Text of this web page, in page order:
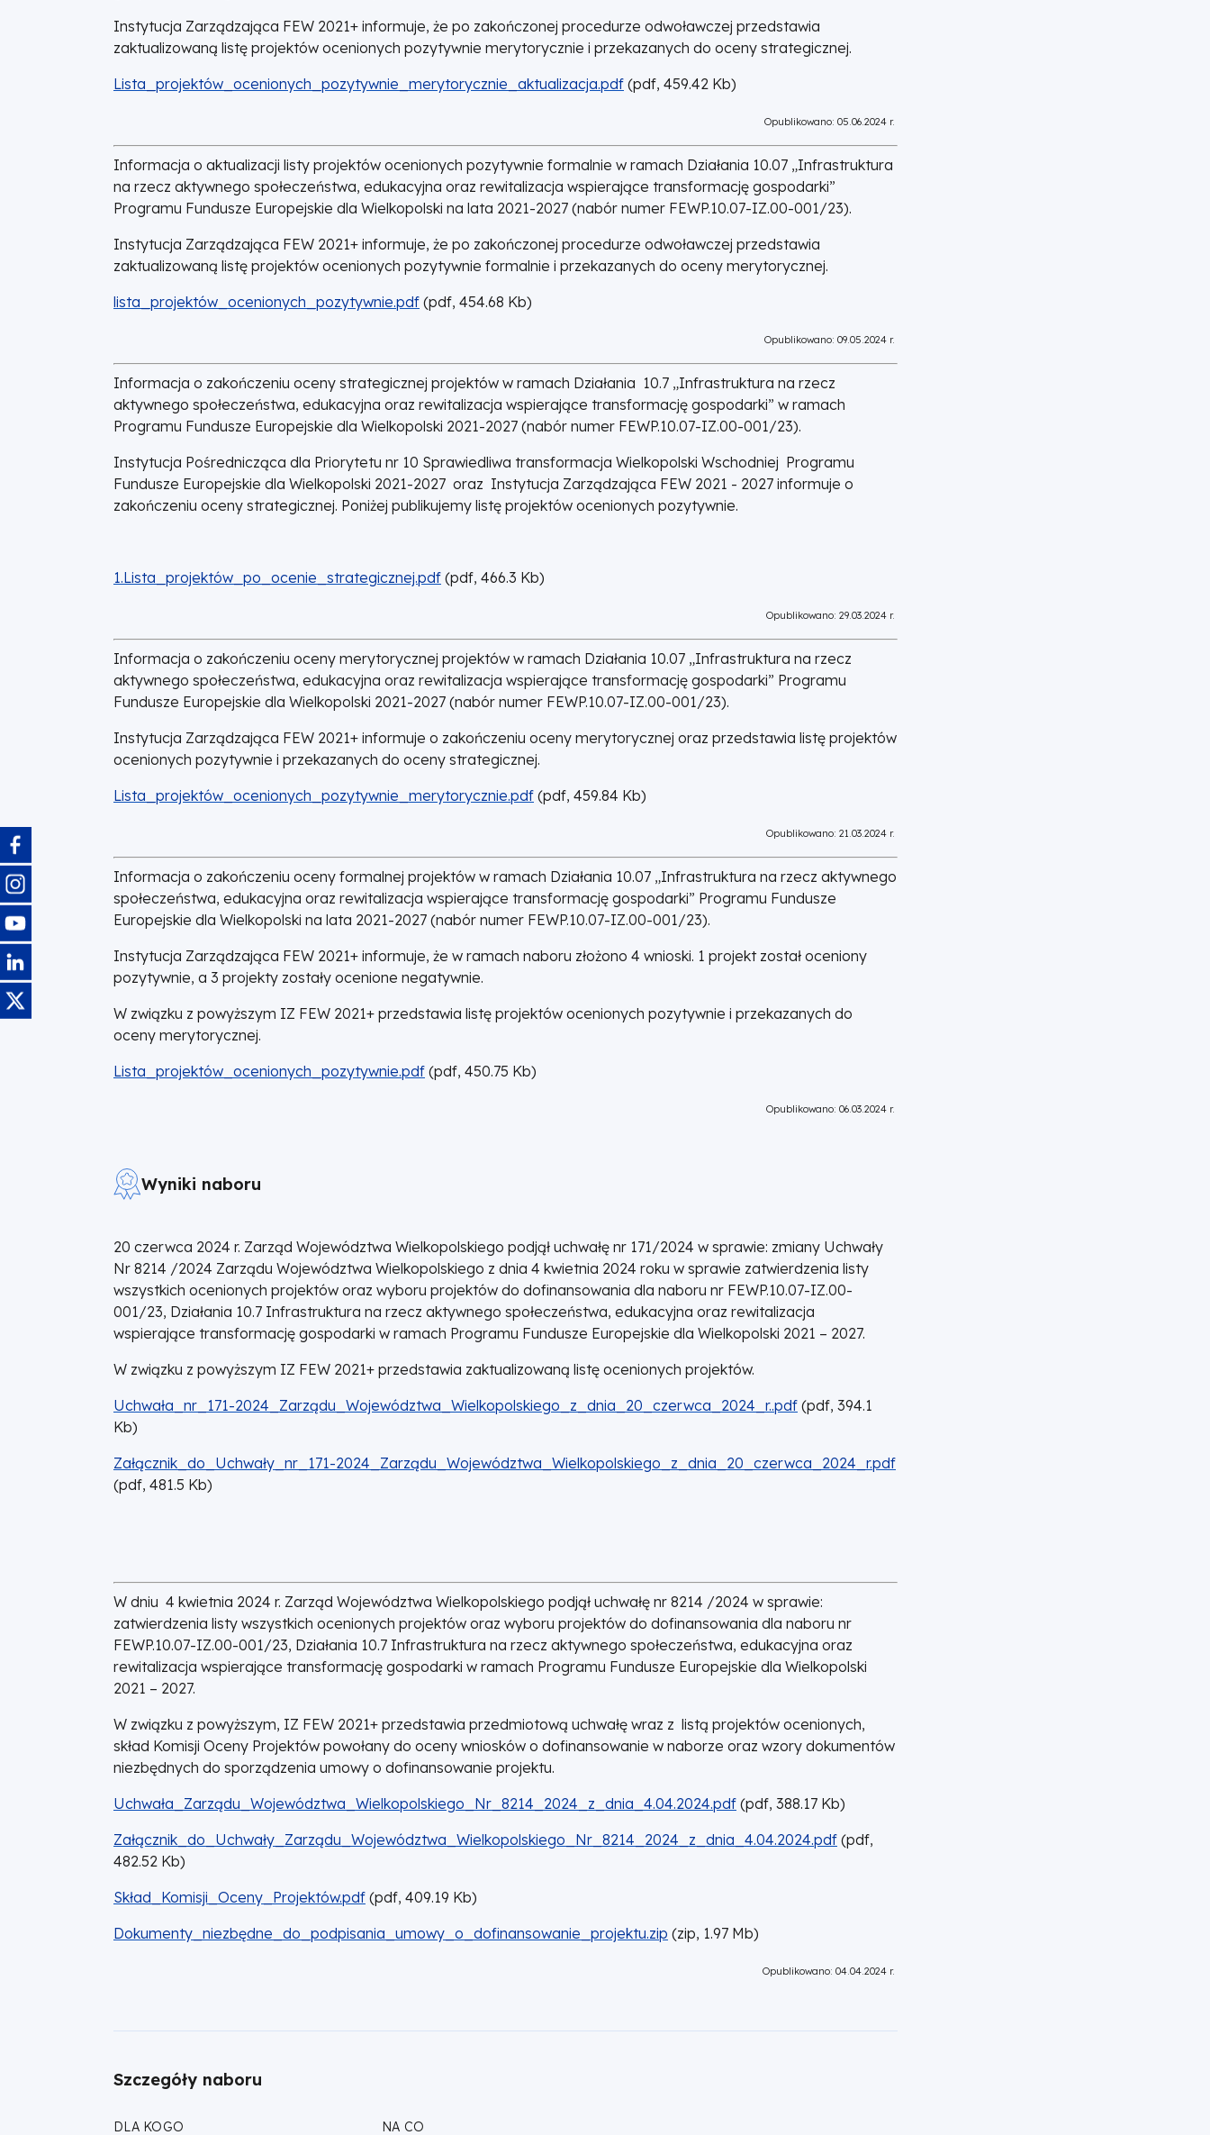
Instytucja Zarządzająca FEW 2021+ informuje, że po zakończonej procedurze odwoławczej przedstawia
zaktualizowaną listę projektów ocenionych pozytywnie merytorycznie i przekazanych do oceny strategicznej.
DOKUMENT
Lista_projektów_ocenionych_pozytywnie_merytorycznie_aktualizacja.pdf (pdf, 459.42 Kb)
Opublikowano: 05.06.2024 r.
Informacja o aktualizacji listy projektów ocenionych pozytywnie formalnie w ramach Działania 10.07 „Infrastruktura
na rzecz aktywnego społeczeństwa, edukacyjna oraz rewitalizacja wspierające transformację gospodarki”
Programu Fundusze Europejskie dla Wielkopolski na lata 2021-2027 (nabór numer FEWP.10.07-IZ.00-001/23).
Instytucja Zarządzająca FEW 2021+ informuje, że po zakończonej procedurze odwoławczej przedstawia
zaktualizowaną listę projektów ocenionych pozytywnie formalnie i przekazanych do oceny merytorycznej.
DOKUMENT
lista_projektów_ocenionych_pozytywnie.pdf (pdf, 454.68 Kb)
Opublikowano: 09.05.2024 r.
Informacja o zakończeniu oceny strategicznej projektów w ramach Działania 10.7 „Infrastruktura na rzecz
aktywnego społeczeństwa, edukacyjna oraz rewitalizacja wspierające transformację gospodarki” w ramach
Programu Fundusze Europejskie dla Wielkopolski 2021-2027 (nabór numer FEWP.10.07-IZ.00-001/23).
Instytucja Pośrednicząca dla Priorytetu nr 10 Sprawiedliwa transformacja Wielkopolski Wschodniej Programu
Fundusze Europejskie dla Wielkopolski 2021-2027 oraz Instytucja Zarządzająca FEW 2021 - 2027 informuje o
zakończeniu oceny strategicznej. Poniżej publikujemy listę projektów ocenionych pozytywnie.
DOKUMENT
1.Lista_projektów_po_ocenie_strategicznej.pdf (pdf, 466.3 Kb)
Opublikowano: 29.03.2024 r.
Informacja o zakończeniu oceny merytorycznej projektów w ramach Działania 10.07 „Infrastruktura na rzecz
aktywnego społeczeństwa, edukacyjna oraz rewitalizacja wspierające transformację gospodarki” Programu
Fundusze Europejskie dla Wielkopolski 2021-2027 (nabór numer FEWP.10.07-IZ.00-001/23).
Instytucja Zarządzająca FEW 2021+ informuje o zakończeniu oceny merytorycznej oraz przedstawia listę projektów
ocenionych pozytywnie i przekazanych do oceny strategicznej.
DOKUMENT
Lista_projektów_ocenionych_pozytywnie_merytorycznie.pdf (pdf, 459.84 Kb)
Opublikowano: 21.03.2024 r.
Informacja o zakończeniu oceny formalnej projektów w ramach Działania 10.07 „Infrastruktura na rzecz aktywnego
społeczeństwa, edukacyjna oraz rewitalizacja wspierające transformację gospodarki” Programu Fundusze
Europejskie dla Wielkopolski na lata 2021-2027 (nabór numer FEWP.10.07-IZ.00-001/23).
Instytucja Zarządzająca FEW 2021+ informuje, że w ramach naboru złożono 4 wnioski. 1 projekt został oceniony
pozytywnie, a 3 projekty zostały ocenione negatywnie.
W związku z powyższym IZ FEW 2021+ przedstawia listę projektów ocenionych pozytywnie i przekazanych do
oceny merytorycznej.
DOKUMENT
Lista_projektów_ocenionych_pozytywnie.pdf (pdf, 450.75 Kb)
Opublikowano: 06.03.2024 r.
Wyniki naboru
20 czerwca 2024 r. Zarząd Województwa Wielkopolskiego podjął uchwałę nr 171/2024 w sprawie: zmiany Uchwały
Nr 8214 /2024 Zarządu Województwa Wielkopolskiego z dnia 4 kwietnia 2024 roku w sprawie zatwierdzenia listy
wszystkich ocenionych projektów oraz wyboru projektów do dofinansowania dla naboru nr FEWP.10.07-IZ.00-
001/23, Działania 10.7 Infrastruktura na rzecz aktywnego społeczeństwa, edukacyjna oraz rewitalizacja
wspierające transformację gospodarki w ramach Programu Fundusze Europejskie dla Wielkopolski 2021 – 2027.
W związku z powyższym IZ FEW 2021+ przedstawia zaktualizowaną listę ocenionych projektów.
DOKUMENT
Uchwała_nr_171-2024_Zarządu_Województwa_Wielkopolskiego_z_dnia_20_czerwca_2024_r..pdf (pdf, 394.1
Kb)
DOKUMENT
Załącznik_do_Uchwały_nr_171-2024_Zarządu_Województwa_Wielkopolskiego_z_dnia_20_czerwca_2024_r.pdf
(pdf, 481.5 Kb)
W dniu 4 kwietnia 2024 r. Zarząd Województwa Wielkopolskiego podjął uchwałę nr 8214 /2024 w sprawie:
zatwierdzenia listy wszystkich ocenionych projektów oraz wyboru projektów do dofinansowania dla naboru nr
FEWP.10.07-IZ.00-001/23, Działania 10.7 Infrastruktura na rzecz aktywnego społeczeństwa, edukacyjna oraz
rewitalizacja wspierające transformację gospodarki w ramach Programu Fundusze Europejskie dla Wielkopolski
2021 – 2027.
W związku z powyższym, IZ FEW 2021+ przedstawia przedmiotową uchwałę wraz z listą projektów ocenionych,
skład Komisji Oceny Projektów powołany do oceny wniosków o dofinansowanie w naborze oraz wzory dokumentów
niezbędnych do sporządzenia umowy o dofinansowanie projektu.
DOKUMENT
Uchwała_Zarządu_Województwa_Wielkopolskiego_Nr_8214_2024_z_dnia_4.04.2024.pdf (pdf, 388.17 Kb)
DOKUMENT
Załącznik_do_Uchwały_Zarządu_Województwa_Wielkopolskiego_Nr_8214_2024_z_dnia_4.04.2024.pdf (pdf,
482.52 Kb)
DOKUMENT
Skład_Komisji_Oceny_Projektów.pdf (pdf, 409.19 Kb)
DOKUMENT
Dokumenty_niezbędne_do_podpisania_umowy_o_dofinansowanie_projektu.zip (zip, 1.97 Mb)
Opublikowano: 04.04.2024 r.
Szczegóły naboru
DLA KOGO NA CO
Obraz
Obraz
Obraz
Obraz
Obraz